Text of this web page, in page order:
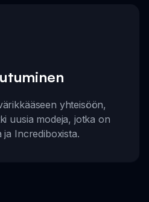
yhteisöön,
uusia modeja, jotka on
Incrediboxista.